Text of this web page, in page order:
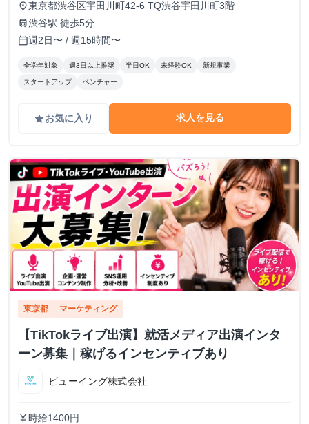
place東京都渋谷区宇田川町42-6 TQ渋谷宇田川町3階
train渋谷駅 徒歩5分
calendar_today週2日〜 / 週15時間〜
全学年対象 週3日以上推奨 半日OK 未経験OK 新規事業
スタートアップ ベンチャー
gradeお気に入り 求人を見る
東京都 マーケティング
【TikTokライブ出演】就活メディア出演インタ
ーン募集｜稼げるインセンティブあり
ビューイング株式会社
currency_yen 時給1400円